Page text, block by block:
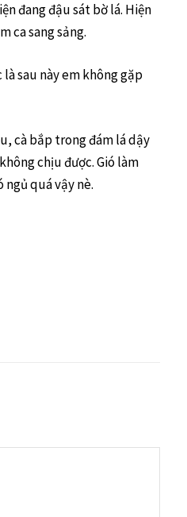
đang đậu sát bờ lá. Hiện
ca sang sảng.
sau này em không gặp
cà bắp trong đám lá dậy
chịu được. Gió làm
ngủ quá vậy nè.